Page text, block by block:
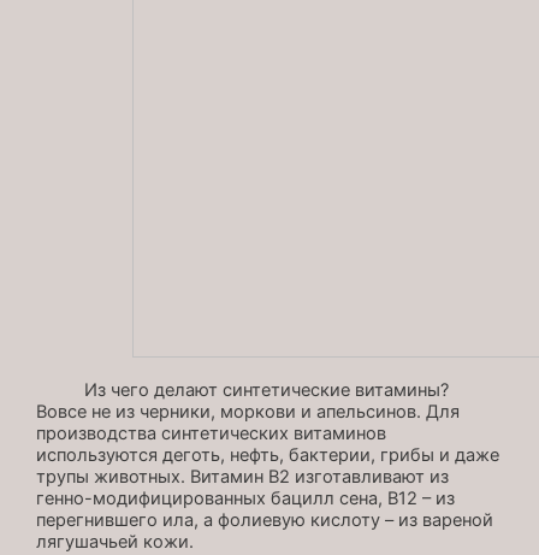
Из чего делают синтетические витамины?
Вовсе не из черники, моркови и апельсинов. Для
производства синтетических витаминов
используются деготь, нефть, бактерии, грибы и даже
трупы животных. Витамин В2 изготавливают из
генно-модифицированных бацилл сена, В12 – из
перегнившего ила, а фолиевую кислоту – из вареной
лягушачьей кожи.